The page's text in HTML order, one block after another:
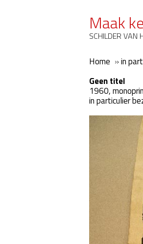
Maak
SCHILDER VAN
Home »in
Geen titel
1960,
in particulier